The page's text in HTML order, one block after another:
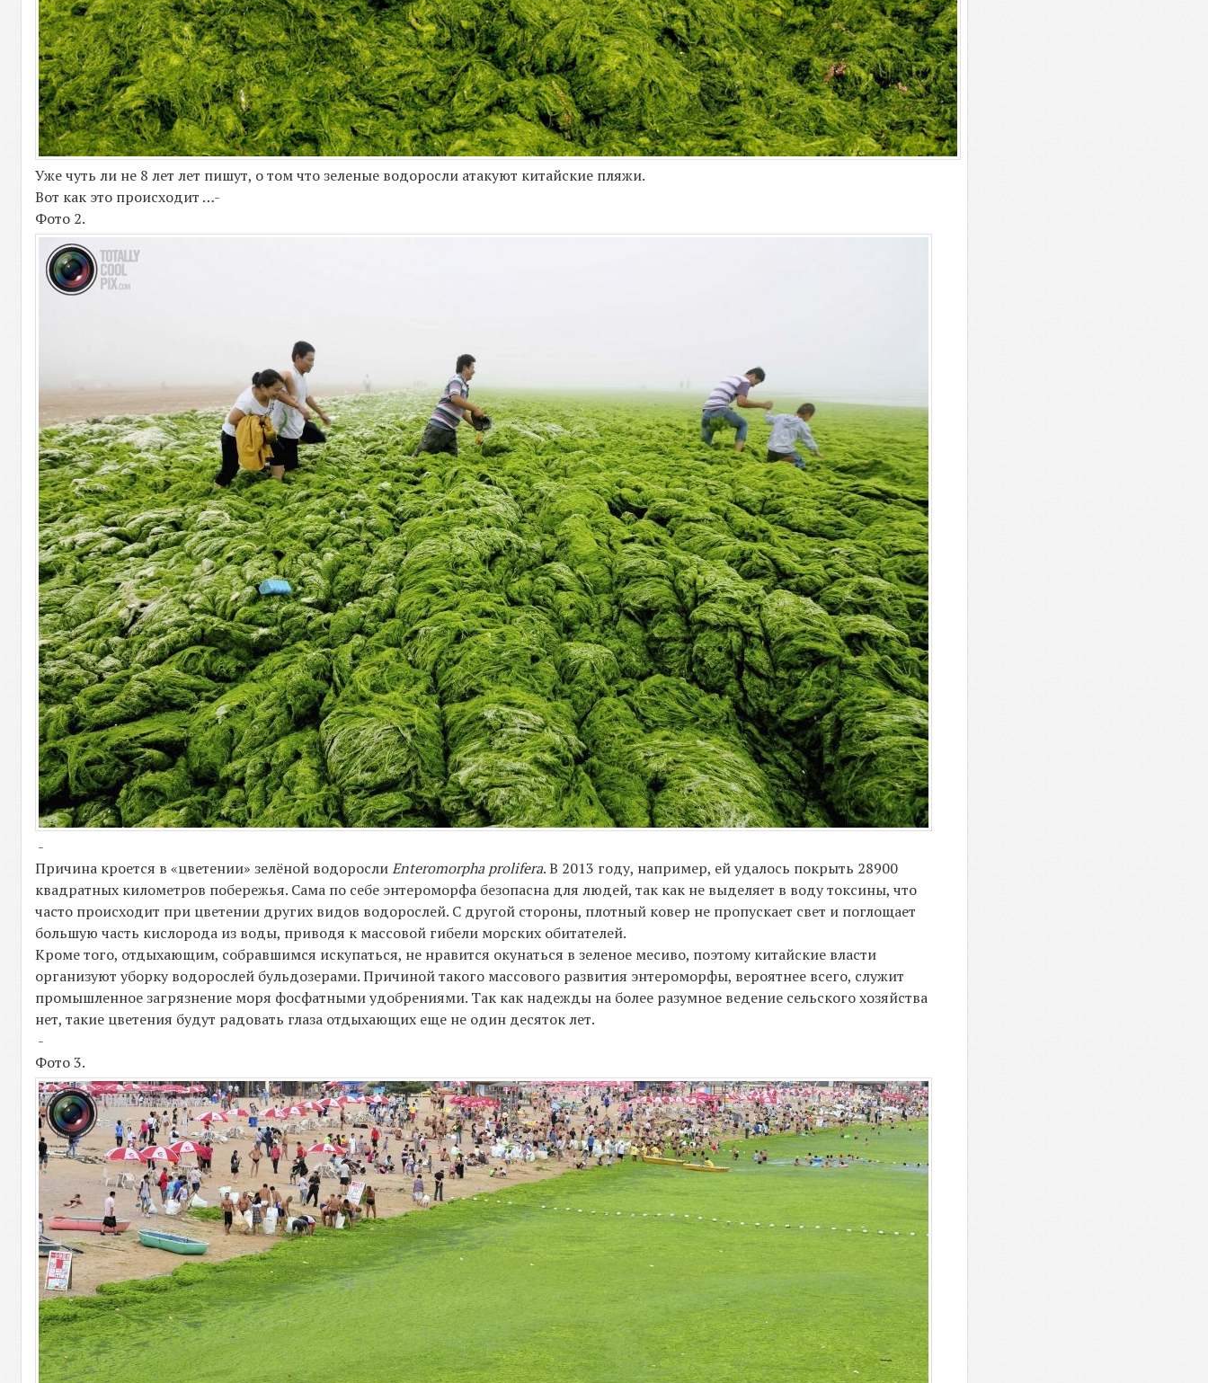
Уже чуть ли не 8 лет лет пишут, о том что зеленые водоросли атакуют китайские пляжи.
Вот как это происходит …-
Фото 2.
-
Причина кроется в «цветении» зелёной водорослиEnteromorpha prolifera. В 2013 году, например, ей удалось покрыть 28900
квадратных километров побережья. Сама по себе энтероморфа безопасна для людей, так как не выделяет в воду токсины, что
часто происходит при цветении других видов водорослей. С другой стороны, плотный ковер не пропускает свет и поглощает
большую часть кислорода из воды, приводя к массовой гибели морских обитателей.
Кроме того, отдыхающим, собравшимся искупаться, не нравится окунаться в зеленое месиво, поэтому китайские власти
организуют уборку водорослей бульдозерами. Причиной такого массового развития энтероморфы, вероятнее всего, служит
промышленное загрязнение моря фосфатными удобрениями. Так как надежды на более разумное ведение сельского хозяйства
нет, такие цветения будут радовать глаза отдыхающих еще не один десяток лет.
-
Фото 3.